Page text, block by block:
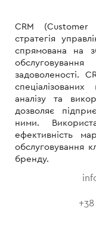
CRM
стратегія
спрямована на
задоволеності.
аналізу та
дозволяє
ними.
ефективність
обслуговування
бренду.